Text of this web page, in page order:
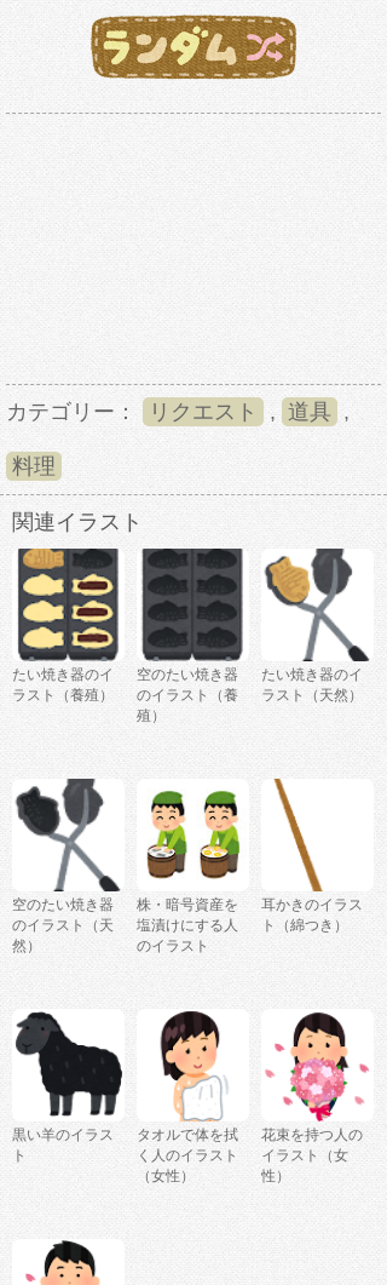
カテゴリー： リクエスト , 道具 ,
料理
関連イラスト
たい焼き器のイ
ラスト（養殖）
空のたい焼き器
のイラスト（養
殖）
たい焼き器のイ
ラスト（天然）
空のたい焼き器
のイラスト（天
然）
株・暗号資産を
塩漬けにする人
のイラスト
耳かきのイラス
ト（綿つき）
黒い羊のイラス
ト
タオルで体を拭
く人のイラスト
（女性）
花束を持つ人の
イラスト（女
性）